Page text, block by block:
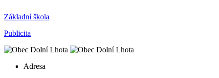
Základní škola
Publicita
Adresa